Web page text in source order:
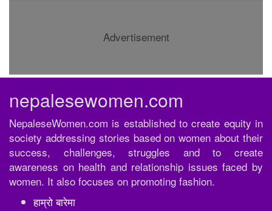
Advertisement
nepalesewomen.com
NepaleseWomen.com is established to create equity in
society addressing stories based on women about their
success, challenges, struggles and to create
awareness on health and relationship issues faced by
women. It also focuses on promoting fashion.
हाम्रो बारेमा